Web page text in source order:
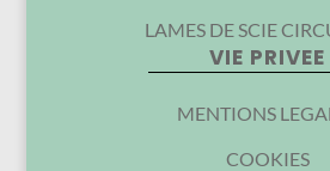
LAMES DE SCIE
VIE PRIVEE
MENTIONS
COOKIES